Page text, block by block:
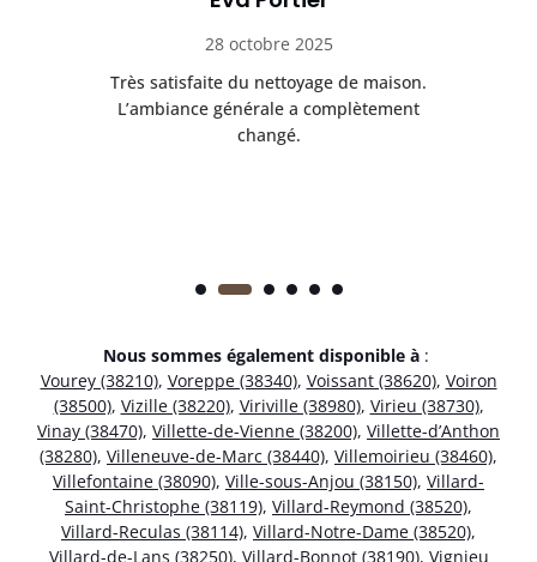
28 octobre 2025
Très satisfaite du nettoyage de maison.
L’ambiance générale a complètement
changé.
Nous sommes également disponible à :
Vourey (38210), Voreppe (38340), Voissant (38620), Voiron
(38500), Vizille (38220), Viriville (38980), Virieu (38730),
Vinay (38470), Villette-de-Vienne (38200), Villette-d’Anthon
(38280), Villeneuve-de-Marc (38440), Villemoirieu (38460),
Villefontaine (38090), Ville-sous-Anjou (38150), Villard-
Saint-Christophe (38119), Villard-Reymond (38520),
Villard-Reculas (38114), Villard-Notre-Dame (38520),
Villard-de-Lans (38250), Villard-Bonnot (38190), Vignieu